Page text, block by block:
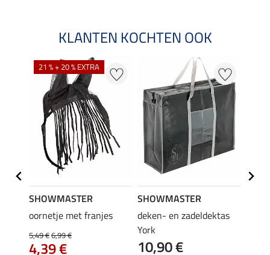
KLANTEN KOCHTEN OOK
21 % + 20 % EXTRA
SHOWMASTER
oornetje met franjes
5,49 €6,99 €
4,39 €
SHOWMASTER
deken- en zadeldektas
York
10,90 €